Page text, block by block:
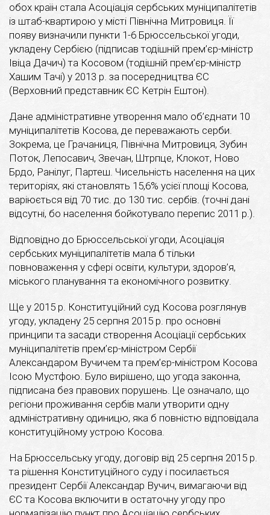
обох країн стала Асоціація сербських муніципалітетів
із штаб-квартирою у місті Північна Митровиця. Її
появу визначили пункти 1-6 Брюссельської угоди,
укладену Сербією (підписав тодішній прем’єр-міністр
Івіца Дачич) та Косовом (тодішній прем’єр-міністр
Хашим Тачі) у 2013 р. за посередництва ЄС
(Верховний представник ЄС Кетрін Ештон).
Дане адміністративне утворення мало об’єднати 10
муніципалітетів Косова, де переважають серби.
Зокрема, це Грачаниця, Північна Митровиця, Зубин
Поток, Лепосавич, Звечан, Штрпце, Клокот, Ново
Брдо, Ранілуг, Партеш. Чисельність населення на цих
територіях, які становлять 15,6% усієї площі Косова,
варіюється від 70 тис. до 130 тис. сербів. (точні дані
відсутні, бо населення бойкотувало перепис 2011 р.).
Відповідно до Брюссельської угоди, Асоціація
сербських муніципалітетів мала б тільки
повноваження у сфері освіти, культури, здоров’я,
міського планування та економічного розвитку.
Ще у 2015 р. Конституційний суд Косова розглянув
угоду, укладену 25 серпня 2015 р. про основні
принципи та засади створення Асоціації сербських
муніципалітетів прем’єр-міністром Сербії
Александаром Вучичем та прем’єр-міністром Косова
Ісою Мустфою. Було вирішено, що угода законна,
підписана без правових порушень. Це означало, що
регіони проживання сербів мали утворити одну
адміністративну одиницю, яка б повністю відповідала
конституційному устрою Косова.
На Брюссельську угоду, договір від 25 серпня 2015 р.
та рішення Конституційного суду і посилається
президент Сербії Александар Вучич, вимагаючи від
ЄС та Косова включити в остаточну угоду про